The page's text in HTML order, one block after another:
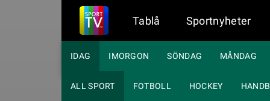
Tablå Sportnyheter
IDAG IMORGON SÖNDAG MÅNDAG
ALL SPORT FOTBOLL HOCKEY